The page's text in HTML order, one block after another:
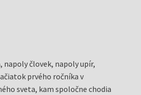
€.
napoly človek, napoly upír,
prvého ročníka v
sveta, kam spoločne chodia